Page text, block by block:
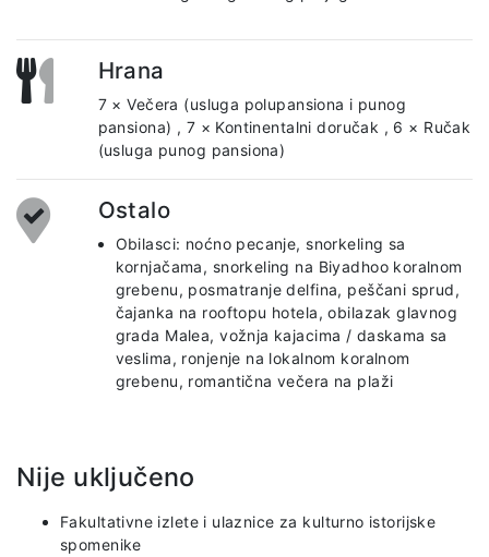
Hrana
7 × Večera (usluga polupansiona i punog
pansiona) , 7 × Kontinentalni doručak , 6 × Ručak
(usluga punog pansiona)
Ostalo
Obilasci: noćno pecanje, snorkeling sa
kornjačama, snorkeling na Biyadhoo koralnom
grebenu, posmatranje delfina, peščani sprud,
čajanka na rooftopu hotela, obilazak glavnog
grada Malea, vožnja kajacima / daskama sa
veslima, ronjenje na lokalnom koralnom
grebenu, romantična večera na plaži
Nije uključeno
Fakultativne izlete i ulaznice za kulturno istorijske
spomenike